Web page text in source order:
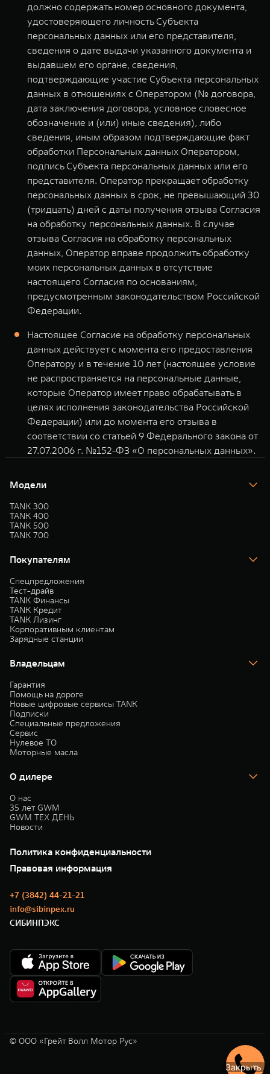
должно содержать номер основного документа,
удостоверяющего личность Субъекта
персональных данных или его представителя,
сведения о дате выдачи указанного документа и
выдавшем его органе, сведения,
подтверждающие участие Субъекта персональных
данных в отношениях с Оператором (№ договора,
дата заключения договора, условное словесное
обозначение и (или) иные сведения), либо
сведения, иным образом подтверждающие факт
обработки Персональных данных Оператором,
подпись Субъекта персональных данных или его
представителя. Оператор прекращает обработку
персональных данных в срок, не превышающий 30
(тридцать) дней с даты получения отзыва Согласия
на обработку персональных данных. В случае
отзыва Согласия на обработку персональных
данных, Оператор вправе продолжить обработку
моих персональных данных в отсутствие
настоящего Согласия по основаниям,
предусмотренным законодательством Российской
Федерации.
Настоящее Согласие на обработку персональных
данных действует с момента его предоставления
Оператору и в течение 10 лет (настоящее условие
не распространяется на персональные данные,
которые Оператор имеет право обрабатывать в
целях исполнения законодательства Российской
Федерации) или до момента его отзыва в
соответствии со статьей 9 Федерального закона от
27.07.2006 г. №152-ФЗ «О персональных данных».
Модели
TANK 300
TANK 400
TANK 500
TANK 700
Покупателям
Спецпредложения
Тест-драйв
TANK Финансы
TANK Кредит
TANK Лизинг
Корпоративным клиентам
Зарядные станции
Владельцам
Гарантия
Помощь на дороге
Новые цифровые сервисы TANK
Подписки
Специальные предложения
Сервис
Нулевое ТО
Моторные масла
О дилере
О нас
35 лет GWM
GWM ТЕХ ДЕНЬ
Новости
Политика конфиденциальности
Правовая информация
+7 (3842) 44-21-21
info@sibinpex.ru
СИБИНПЭКС
© ООО «Грейт Волл Мотор Рус»
Закрыть